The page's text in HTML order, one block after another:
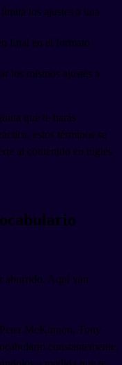
los ajustes a una
final en el formato
los mismos ajustes a
que te harás
estos términos se
al contenido en inglés
aburrido. Aquí van
McKinnon, Tony
constantemente.